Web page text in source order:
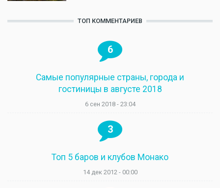
ТОП КОММЕНТАРИЕВ
6
Самые популярные страны, города и
гостиницы в августе 2018
6 сен 2018 - 23:04
3
Топ 5 баров и клубов Монако
14 дек 2012 - 00:00